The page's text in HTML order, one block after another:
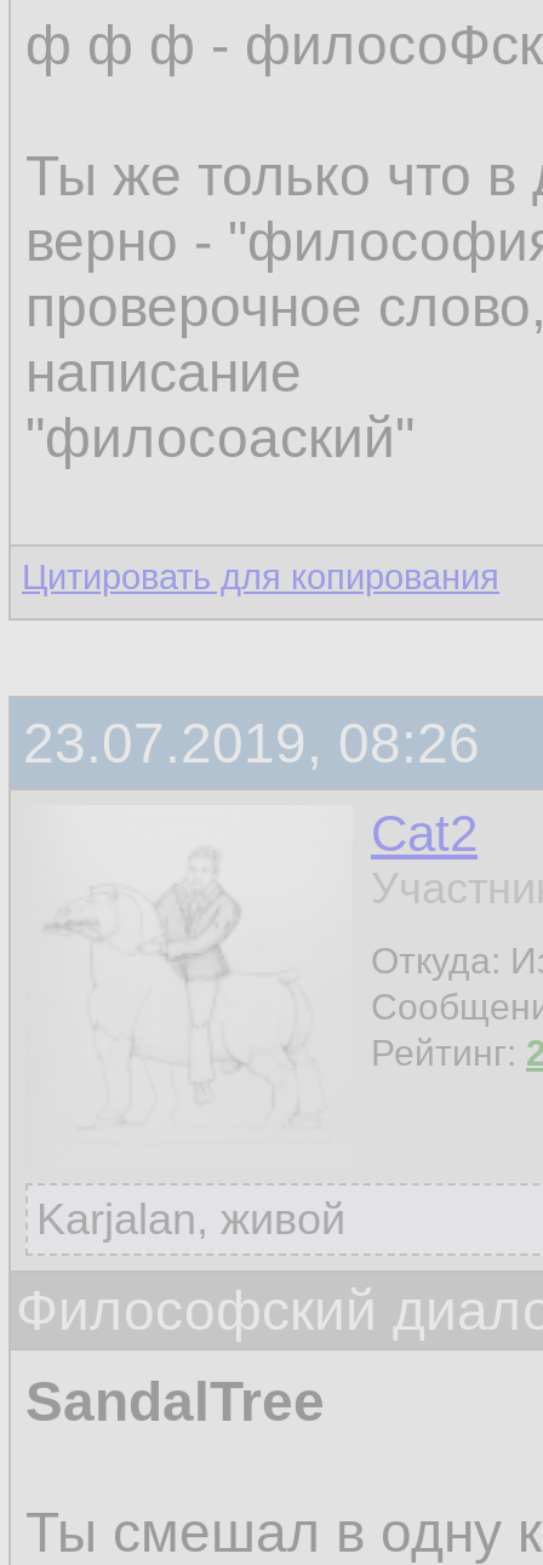
ф ф ф -
Ты же только что в
верно -
проверочное
написание
"филосоаский"
Цитировать для копирования
23.07.2019, 08:26
Cat2
Откуда:
Рейтинг:
Karjalan, живой
Философский
SandalTree
Ты смешал в одну